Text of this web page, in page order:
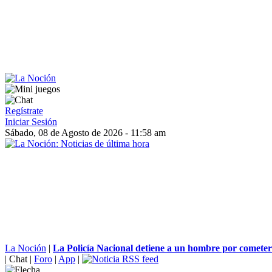
Regístrate
Iniciar Sesión
Sábado, 08 de Agosto de 2026 - 11:58 am
La Noción | La Policía Nacional detiene a un hombre por
| Chat | Foro | App |